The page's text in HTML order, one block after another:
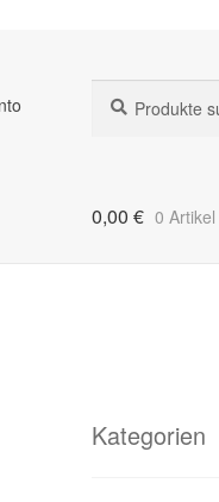
nach:
0,00 € 0 Artikel
Kategorien